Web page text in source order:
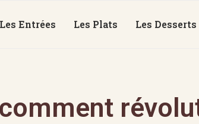
Les Entrées Les Plats Les Desserts